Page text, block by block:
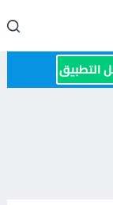
التطبيق